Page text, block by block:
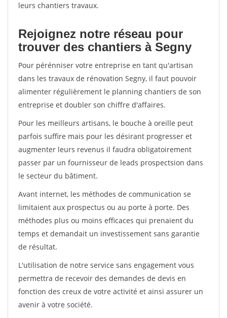
leurs chantiers travaux.
Rejoignez notre réseau pour
trouver des chantiers à Segny
Pour pérénniser votre entreprise en tant qu'artisan
dans les travaux de rénovation Segny, il faut pouvoir
alimenter régulièrement le planning chantiers de son
entreprise et doubler son chiffre d'affaires.
Pour les meilleurs artisans, le bouche à oreille peut
parfois suffire mais pour les désirant progresser et
augmenter leurs revenus il faudra obligatoirement
passer par un fournisseur de leads prospectsion dans
le secteur du bâtiment.
Avant internet, les méthodes de communication se
limitaient aux prospectus ou au porte à porte. Des
méthodes plus ou moins efficaces qui prenaient du
temps et demandait un investissement sans garantie
de résultat.
L'utilisation de notre service sans engagement vous
permettra de recevoir des demandes de devis en
fonction des creux de votre activité et ainsi assurer un
avenir à votre société.